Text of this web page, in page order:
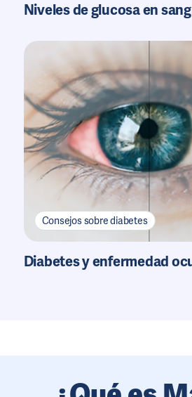
Niveles de glucosa en
Consejos sobre diabetes
Diabetes y enfermedad